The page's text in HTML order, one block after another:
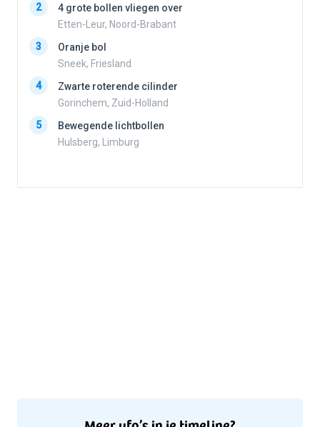
2
4 grote bollen vliegen over
Etten-Leur, Noord-Brabant
3
Oranje bol
Sneek, Friesland
4
Zwarte roterende cilinder
Gorinchem, Zuid-Holland
5
Bewegende lichtbollen
Hulsberg, Limburg